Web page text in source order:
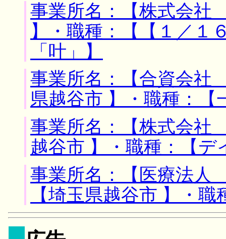
事業所名：【株式会社
】・職種：【【１／１
「叶」】
事業所名：【合資会
県越谷市 】・職種：【
事業所名：【株式会社
越谷市 】・職種：【
事業所名：【医療法人
【埼玉県越谷市 】・